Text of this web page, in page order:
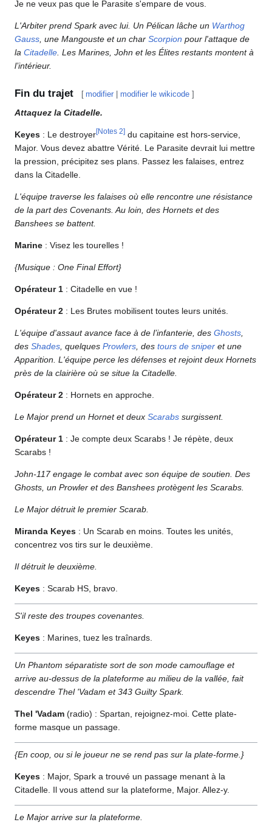
Je ne veux pas que le Parasite s'empare de vous.
L'Arbiter prend Spark avec lui. Un Pélican lâche un Warthog
Gauss , une Mangouste et un char Scorpion pour l'attaque de
la Citadelle . Les Marines, John et les Élites restants montent à
l’intérieur.
Fin du trajet [ modifier |modifier le wikicode ]
Attaquez la Citadelle.
Keyes : Le destroyer[Notes 2] du capitaine est hors-service,
Major. Vous devez abattre Vérité. Le Parasite devrait lui mettre
la pression, précipitez ses plans. Passez les falaises, entrez
dans la Citadelle.
L'équipe traverse les falaises où elle rencontre une résistance
de la part des Covenants. Au loin, des Hornets et des
Banshees se battent.
Marine : Visez les tourelles !
{Musique : One Final Effort}
Opérateur 1 : Citadelle en vue !
Opérateur 2 : Les Brutes mobilisent toutes leurs unités.
L'équipe d'assaut avance face à de l’infanterie, des Ghosts,
des Shades, quelques Prowlers, des tours de sniper et une
Apparition. L'équipe perce les défenses et rejoint deux Hornets
près de la clairière où se situe la Citadelle.
Opérateur 2 : Hornets en approche.
Le Major prend un Hornet et deux Scarabs surgissent.
Opérateur 1 : Je compte deux Scarabs ! Je répète, deux
Scarabs !
John-117 engage le combat avec son équipe de soutien. Des
Ghosts, un Prowler et des Banshees protègent les Scarabs.
Le Major détruit le premier Scarab.
Miranda Keyes : Un Scarab en moins. Toutes les unités,
concentrez vos tirs sur le deuxième.
Il détruit le deuxième.
Keyes : Scarab HS, bravo.
S'il reste des troupes covenantes.
Keyes : Marines, tuez les traînards.
Un Phantom séparatiste sort de son mode camouflage et
arrive au-dessus de la plateforme au milieu de la vallée, fait
descendre Thel 'Vadam et 343 Guilty Spark.
Thel 'Vadam (radio) : Spartan, rejoignez-moi. Cette plate-
forme masque un passage.
{En coop, ou si le joueur ne se rend pas sur la plate-forme.}
Keyes : Major, Spark a trouvé un passage menant à la
Citadelle. Il vous attend sur la plateforme, Major. Allez-y.
Le Major arrive sur la plateforme.